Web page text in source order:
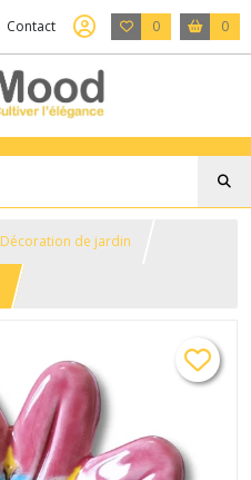
Contact 0 0
Décoration de jardin